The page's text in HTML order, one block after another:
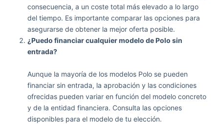
consecuencia, a un coste total más elevado a lo largo
del tiempo. Es importante comparar las opciones para
asegurarse de obtener la mejor oferta posible.
¿Puedo financiar cualquier modelo de Polo sin
entrada?
Aunque la mayoría de los modelos Polo se pueden
financiar sin entrada, la aprobación y las condiciones
ofrecidas pueden variar en función del modelo concreto
y de la entidad financiera. Consulta las opciones
disponibles para el modelo de tu elección.